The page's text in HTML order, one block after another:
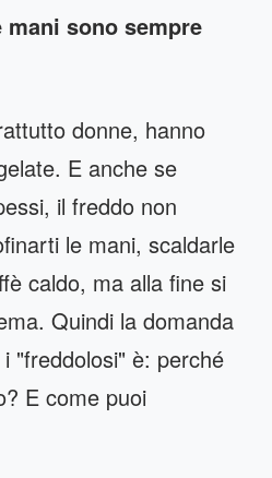
sono sempre
donne, hanno
E anche se
il freddo non
le mani, scaldarle
caldo, ma alla fine si
Quindi la domanda
"freddolosi" è: perché
E come puoi